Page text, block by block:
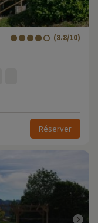
(8.8/10)
Réserver